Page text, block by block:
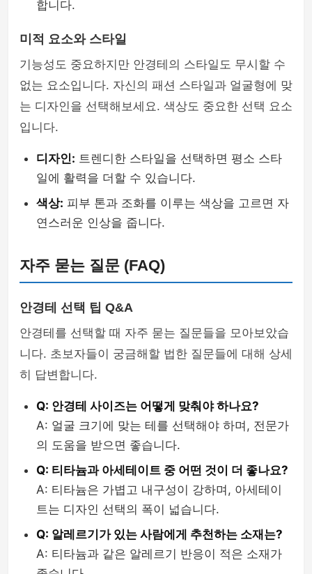
합니다.
미적 요소와 스타일
기능성도 중요하지만 안경테의 스타일도 무시할 수
없는 요소입니다. 자신의 패션 스타일과 얼굴형에 맞
는 디자인을 선택해보세요. 색상도 중요한 선택 요소
입니다.
디자인: 트렌디한 스타일을 선택하면 평소 스타
일에 활력을 더할 수 있습니다.
색상: 피부 톤과 조화를 이루는 색상을 고르면 자
연스러운 인상을 줍니다.
자주 묻는 질문 (FAQ)
안경테 선택 팁 Q&A
안경테를 선택할 때 자주 묻는 질문들을 모아보았습
니다. 초보자들이 궁금해할 법한 질문들에 대해 상세
히 답변합니다.
Q: 안경테 사이즈는 어떻게 맞춰야 하나요?
A: 얼굴 크기에 맞는 테를 선택해야 하며, 전문가
의 도움을 받으면 좋습니다.
Q: 티타늄과 아세테이트 중 어떤 것이 더 좋나요?
A: 티타늄은 가볍고 내구성이 강하며, 아세테이
트는 디자인 선택의 폭이 넓습니다.
Q: 알레르기가 있는 사람에게 추천하는 소재는?
A: 티타늄과 같은 알레르기 반응이 적은 소재가